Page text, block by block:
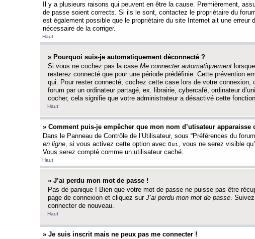
Il y a plusieurs raisons qui peuvent en être la cause. Premièrement,
de passe soient corrects. Si ils le sont, contactez le propriétaire du
est également possible que le propriétaire du site Internet ait une erreur
nécessaire de la corriger.
Haut
» Pourquoi suis-je automatiquement déconnecté ?
Si vous ne cochez pas la case Me connecter automatiquement
resterez connecté que pour une période prédéfinie. Cette prévention
qui. Pour rester connecté, cochez cette case lors de votre connexion,
forum par un ordinateur partagé, ex. librairie, cybercafé, ordinateur
cocher, cela signifie que votre administrateur a désactivé cette
Haut
» Comment puis-je empêcher que mon nom d’utisateur
Dans le Panneau de Contrôle de l’Utilisateur, sous “Préférences du
en ligne, si vous activez cette option avec Oui , vous ne serez visible
Vous serez compté comme un utilisateur caché.
Haut
» J’ai perdu mon mot de passe !
Pas de panique ! Bien que votre mot de passe ne puisse pas être
page de connexion et cliquez sur J’ai perdu mon mot de passe.
connecter de nouveau.
Haut
» Je suis inscrit mais ne peux pas me connecter !